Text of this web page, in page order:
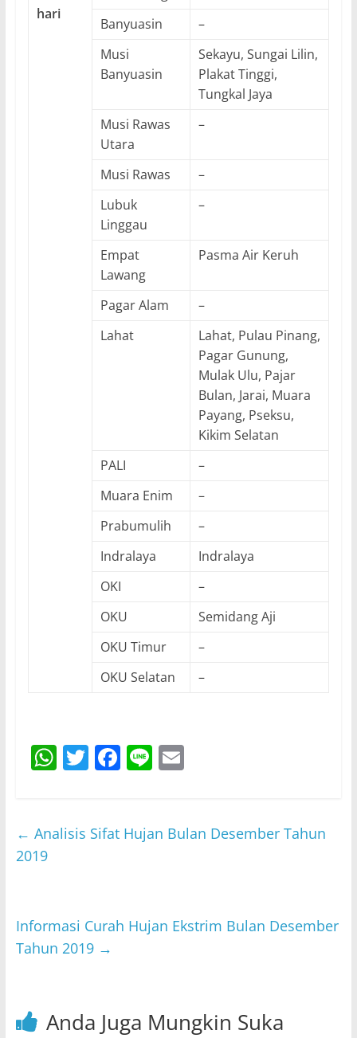
hari
Banyuasin
–
Musi
Banyuasin
Sekayu, Sungai Lilin,
Plakat Tinggi,
Tungkal Jaya
Musi Rawas
Utara
–
Musi Rawas
–
Lubuk
Linggau
–
Empat
Lawang
Pasma Air Keruh
Pagar Alam
–
Lahat
Lahat, Pulau Pinang,
Pagar Gunung,
Mulak Ulu, Pajar
Bulan, Jarai, Muara
Payang, Pseksu,
Kikim Selatan
PALI
–
Muara Enim
–
Prabumulih
–
Indralaya
Indralaya
OKI
–
OKU
Semidang Aji
OKU Timur
–
OKU Selatan
–
W
s
T
er
F
e
k
Li E
l
← Analisis Sifat Hujan Bulan Desember Tahun
2019
Informasi Curah Hujan Ekstrim Bulan Desember
Tahun 2019 →
Anda Juga Mungkin Suka